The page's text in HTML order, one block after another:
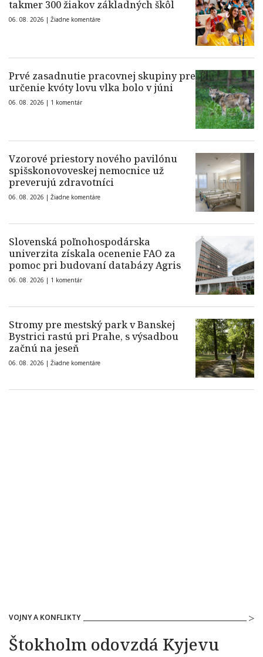
takmer 300 žiakov základných škôl
06. 08. 2026 | Žiadne komentáre
Prvé zasadnutie pracovnej skupiny pre
určenie kvóty lovu vlka bolo v júni
06. 08. 2026 | 1 komentár
Vzorové priestory nového pavilónu
spišskonovoveskej nemocnice už
preverujú zdravotníci
06. 08. 2026 | Žiadne komentáre
Slovenská poľnohospodárska
univerzita získala ocenenie FAO za
pomoc pri budovaní databázy Agris
06. 08. 2026 | 1 komentár
Stromy pre mestský park v Banskej
Bystrici rastú pri Prahe, s výsadbou
začnú na jeseň
06. 08. 2026 | Žiadne komentáre
VOJNY A KONFLIKTY
Štokholm odovzdá Kyjevu